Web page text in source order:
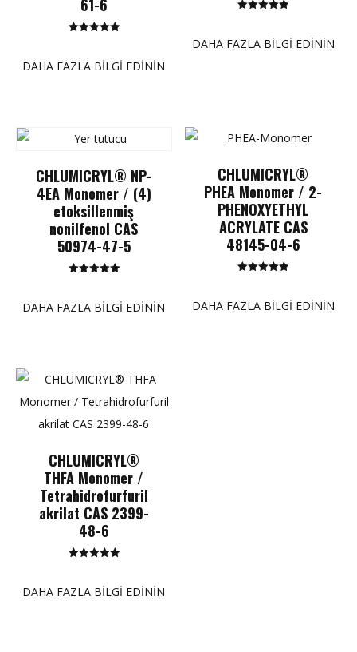
61-6
puan
DAHA FAZLA BILGI EDININ
DAHA FAZLA BILGI EDININ
CHLUMICRYL® NP-
4EA Monomer / (4)
etoksillenmiş
nonilfenol CAS
50974-47-5
puan
DAHA FAZLA BILGI EDININ
CHLUMICRYL®
PHEA Monomer / 2-
PHENOXYETHYL
ACRYLATE CAS
48145-04-6
DAHA FAZLA BILGI EDININ
CHLUMICRYL®
THFA Monomer /
Tetrahidrofurfuril
akrilat CAS 2399-
48-6
puan
DAHA FAZLA BILGI EDININ